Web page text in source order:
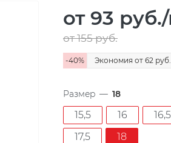
от 93 руб.
от 155руб.
-40% Экономия от 62 руб.
Размер — 18
15,5 16 16,5
17,5
18